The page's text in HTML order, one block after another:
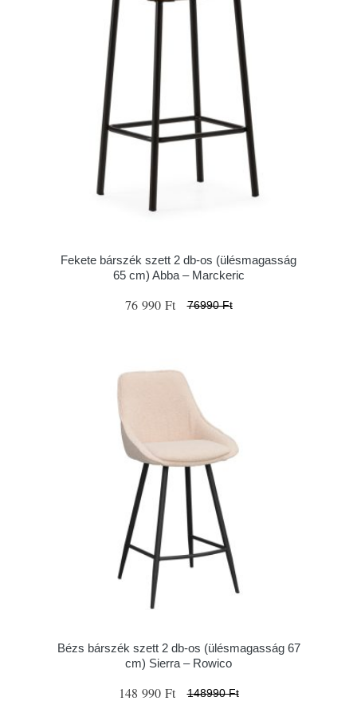
Fekete bárszék szett 2 db-os (ülésmagasság
65 cm) Abba – Marckeric
76 990 Ft 76990 Ft
Bézs bárszék szett 2 db-os (ülésmagasság 67
cm) Sierra – Rowico
148 990 Ft 148990 Ft